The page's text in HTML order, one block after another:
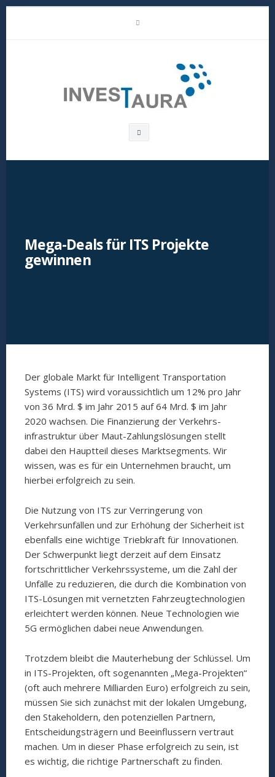
Search
Mega-Deals für ITS Projekte
gewinnen
Der globale Markt für Intelligent Transportation
Systems (ITS) wird voraussichtlich um 12% pro Jahr
von 36 Mrd. $ im Jahr 2015 auf 64 Mrd. $ im Jahr
2020 wachsen. Die Finanzierung der Verkehrs-
infrastruktur über Maut-Zahlungslösungen stellt
dabei den Hauptteil dieses Marktsegments. Wir
wissen, was es für ein Unternehmen braucht, um
hierbei erfolgreich zu sein.
Die Nutzung von ITS zur Verringerung von
Verkehrsunfällen und zur Erhöhung der Sicherheit ist
ebenfalls eine wichtige Triebkraft für Innovationen.
Der Schwerpunkt liegt derzeit auf dem Einsatz
fortschrittlicher Verkehrssysteme, um die Zahl der
Unfälle zu reduzieren, die durch die Kombination von
ITS-Lösungen mit vernetzten Fahrzeugtechnologien
erleichtert werden können. Neue Technologien wie
5G ermöglichen dabei neue Anwendungen.
Trotzdem bleibt die Mauterhebung der Schlüssel. Um
in ITS-Projekten, oft sogenannten „Mega-Projekten“
(oft auch mehrere Milliarden Euro) erfolgreich zu sein,
müssen Sie sich zunächst mit der lokalen Umgebung,
den Stakeholdern, den potenziellen Partnern,
Entscheidungsträgern und Beeinflussern vertraut
machen. Um in dieser Phase erfolgreich zu sein, ist
es wichtig, die richtige Partnerschaft zu finden.